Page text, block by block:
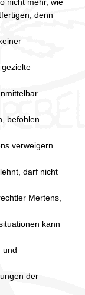
nicht mehr, wie
denn
befohlen
verweigern.
darf nicht
Mertens,
kann
und
der